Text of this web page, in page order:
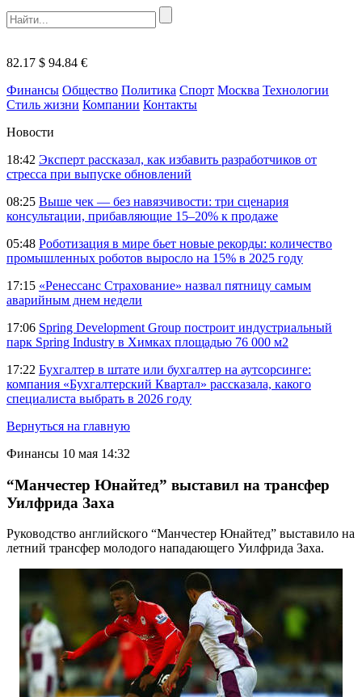
82.17 $ 94.84 €
Финансы Общество Политика Спорт Москва Технологии
Стиль жизни Компании Контакты
Новости
18:42 Эксперт рассказал, как избавить разработчиков от
стресса при выпуске обновлений
08:25 Выше чек — без навязчивости: три сценария
консультации, прибавляющие 15–20% к продаже
05:48 Роботизация в мире бьет новые рекорды: количество
промышленных роботов выросло на 15% в 2025 году
17:15 «Ренессанс Страхование» назвал пятницу самым
аварийным днем недели
17:06 Spring Development Group построит индустриальный
парк Spring Industry в Химках площадью 76 000 м2
17:22 Бухгалтер в штате или бухгалтер на аутсорсинге:
компания «Бухгалтерский Квартал» рассказала, какого
специалиста выбрать в 2026 году
Вернуться на главную
Финансы 10 мая 14:32
“Манчестер Юнайтед” выставил на трансфер
Уилфрида Заха
Руководство английского “Манчестер Юнайтед” выставило на
летний трансфер молодого нападающего Уилфрида Заха.